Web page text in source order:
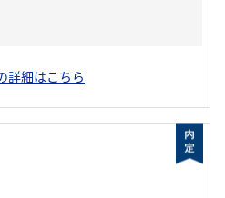
詳細はこちら